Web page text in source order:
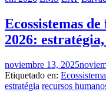
Ecossistemas
2026:
noviembre 13, 2025
Etiquetado en:
estratégia recursos